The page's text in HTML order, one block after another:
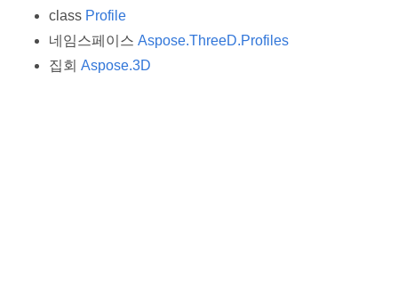
class Profile
네임스페이스 Aspose.ThreeD.Profiles
집회 Aspose.3D